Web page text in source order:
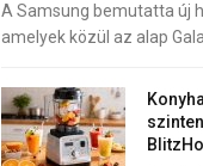
A Samsung bemutatta új
amelyek közül az alap